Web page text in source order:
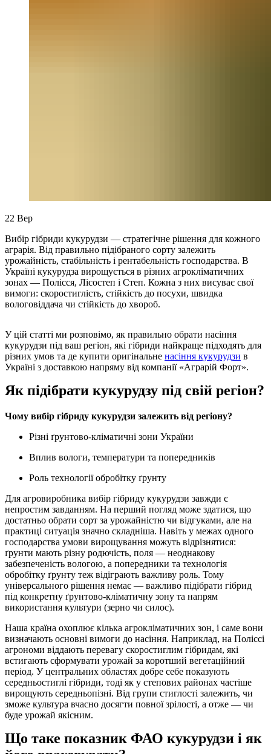
22 Вер
Вибір гібриди кукурудзи — стратегічне рішення для кожного
аграрія. Від правильно підібраного сорту залежить
урожайність, стабільність і рентабельність господарства. В
Україні кукурудза вирощується в різних агрокліматичних
зонах — Полісся, Лісостеп і Степ. Кожна з них висуває свої
вимоги: скоростиглість, стійкість до посухи, швидка
вологовіддача чи стійкість до хвороб.
У цій статті ми розповімо, як правильно обрати насіння
кукурудзи під ваш регіон, які гібриди найкраще підходять для
різних умов та де купити оригінальне насіння кукурудзи в
Україні з доставкою напряму від компанії «Аграрій Форт».
Як підібрати кукурудзу під свій регіон?
Чому вибір гібриду кукурудзи залежить від регіону?
Різні ґрунтово-кліматичні зони України
Вплив вологи, температури та попередників
Роль технології обробітку ґрунту
Для агровиробника вибір гібриду кукурудзи завжди є
непростим завданням. На перший погляд може здатися, що
достатньо обрати сорт за урожайністю чи відгуками, але на
практиці ситуація значно складніша. Навіть у межах одного
господарства умови вирощування можуть відрізнятися:
ґрунти мають різну родючість, поля — неоднакову
забезпеченість вологою, а попередники та технологія
обробітку ґрунту теж відіграють важливу роль. Тому
універсального рішення немає — важливо підібрати гібрид
під конкретну ґрунтово-кліматичну зону та напрям
використання культури (зерно чи силос).
Наша країна охоплює кілька агрокліматичних зон, і саме вони
визначають основні вимоги до насіння. Наприклад, на Поліссі
агрономи віддають перевагу скоростиглим гібридам, які
встигають сформувати урожай за коротший вегетаційний
період. У центральних областях добре себе показують
середньостиглі гібриди, тоді як у степових районах частіше
вирощують середньопізні. Від групи стиглості залежить, чи
зможе культура вчасно досягти повної зрілості, а отже — чи
буде урожай якісним.
Що таке показник ФАО кукурудзи і як